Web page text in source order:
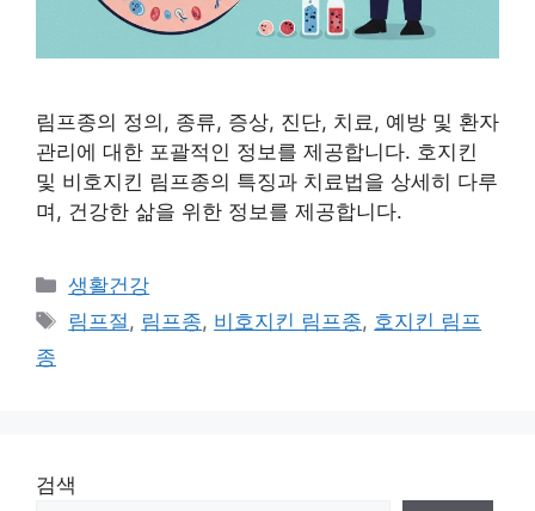
림프종의 정의, 종류, 증상, 진단, 치료, 예방 및 환자
관리에 대한 포괄적인 정보를 제공합니다. 호지킨
및 비호지킨 림프종의 특징과 치료법을 상세히 다루
며, 건강한 삶을 위한 정보를 제공합니다.
Categories
생활건강
Tags
림프절 , 림프종, 비호지킨 림프종, 호지킨 림프
종
검색